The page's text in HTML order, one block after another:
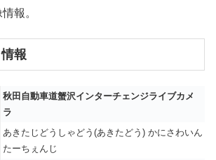
報。
報
秋田自動車道蟹沢インターチェンジライブカメ
ラ
あきたじどうしゃどう(あきたどう) かにさわいん
たーちぇんじ